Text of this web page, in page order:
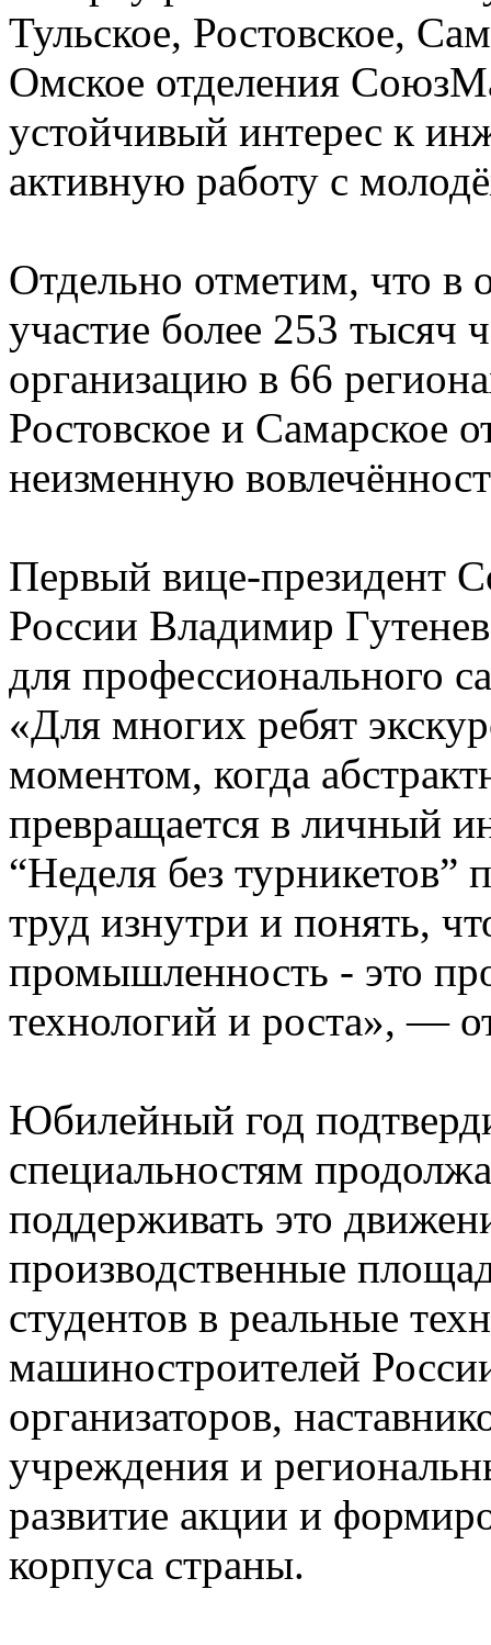
Тульское, Ростовское,
Омское отделения
устойчивый интерес к
активную работу с
Отдельно отметим, что в
участие более 253 тысяч
организацию в 66
Ростовское и Самарское
неизменную
Первый вице-президент
России Владимир
для профессионального
«Для многих ребят
моментом, когда
превращается в личный
“Неделя без турникетов”
труд изнутри и понять,
промышленность - это
технологий и роста», —
Юбилейный год
специальностям
поддерживать это
производственные
студентов в реальные
машиностроителей
организаторов,
учреждения и
развитие акции и
корпуса страны.